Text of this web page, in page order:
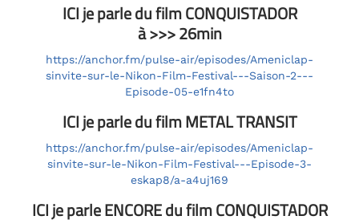
ICI je parle du film CONQUISTADOR
à >>> 26min
https://anchor.fm/pulse-air/episodes/Ameniclap-
sinvite-sur-le-Nikon-Film-Festival---Saison-2---
Episode-05-e1fn4to
ICI je parle du film METAL TRANSIT
https://anchor.fm/pulse-air/episodes/Ameniclap-
sinvite-sur-le-Nikon-Film-Festival---Episode-3-
eskap8/a-a4uj169
ICI je parle ENCORE du film CONQUISTADOR